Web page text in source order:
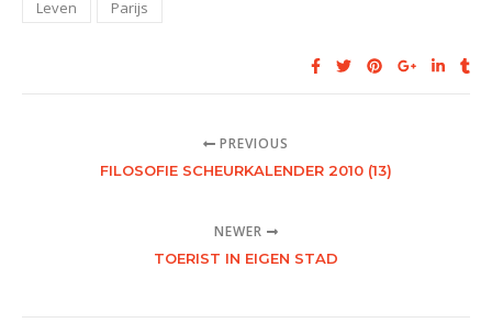
Leven Parijs
PREVIOUS
FILOSOFIE SCHEURKALENDER 2010 (13)
NEWER
TOERIST IN EIGEN STAD